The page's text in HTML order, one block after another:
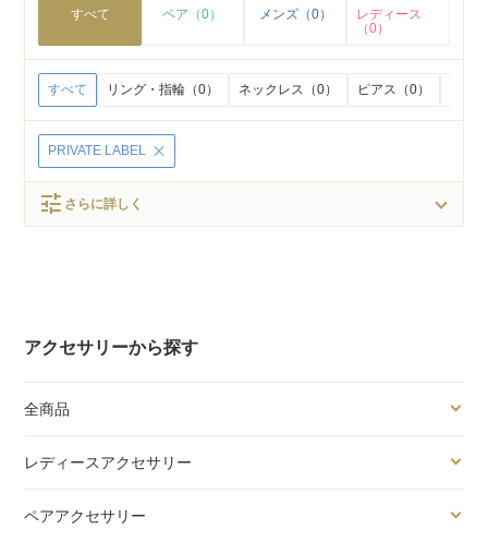
アクセサリーから探す
全商品
レディースアクセサリー
ペアアクセサリー
すべて ペア（0） メンズ（0）
レディース
（0）
すべて リング・指輪（0） ネックレス（0） ピアス（0）
PRIVATE LABEL
tune さらに詳しく